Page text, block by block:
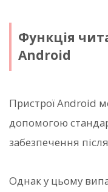
Функція
Android
Пристрої Android
допомогою
забезпечення
Однак у цьому